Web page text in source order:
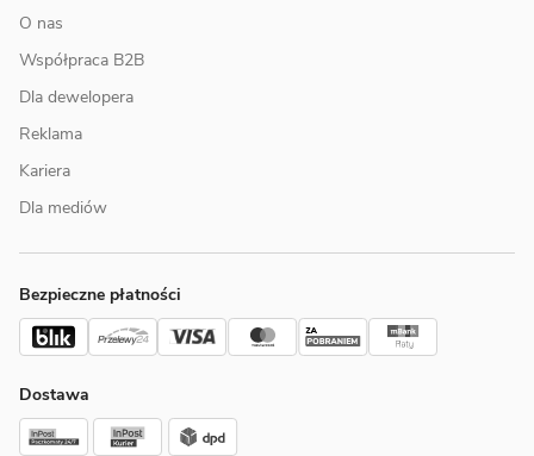
O nas
Współpraca B2B
Dla dewelopera
Reklama
Kariera
Dla mediów
Bezpieczne płatności
Dostawa